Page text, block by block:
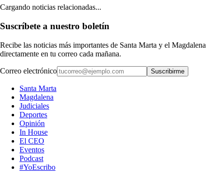
Cargando noticias relacionadas...
Suscríbete a nuestro boletín
Recibe las noticias más importantes de Santa Marta y el Magdalena
directamente en tu correo cada mañana.
Correo electrónico Suscribirme
Santa Marta
Magdalena
Judiciales
Deportes
Opinión
In House
El CEO
Eventos
Podcast
#YoEscribo